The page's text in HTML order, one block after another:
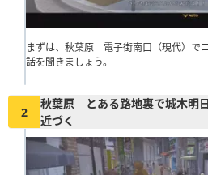
まずは、秋葉原 電子街南口（現代）で
話を聞きましょう。
2
秋葉原 とある路地裏で城木明
近づく